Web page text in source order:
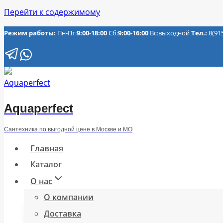
Перейти к содержимому
Режим работы: Пн-Пт:9:00-18:00Сб:9:00-16:00 Вс:выходнойТел.:
Aquaperfect
Сантехника по выгодной цене в Москве и МО
Главная
Каталог
О нас
О компании
Доставка